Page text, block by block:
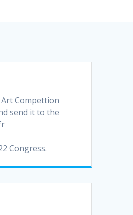
Compettion
send it to the
Congress.